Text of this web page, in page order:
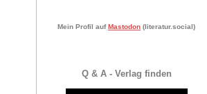
Mein Profil auf Mastodon (literatur.social)
Q & A - Verlag finden